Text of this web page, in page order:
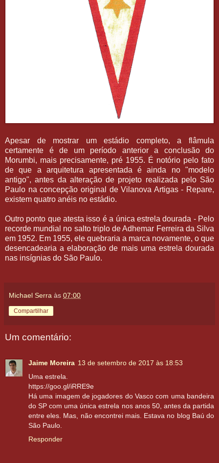
Apesar de mostrar um estádio completo, a flâmula
certamente é de um período anterior a conclusão do
Morumbi, mais precisamente, pré 1955. É notório pelo fato
de que a arquitetura apresentada é ainda no "modelo
antigo", antes da alteração de projeto realizada pelo São
Paulo na concepção original de Vilanova Artigas - Repare,
existem quatro anéis no estádio.
Outro ponto que atesta isso é a única estrela dourada - Pelo
recorde mundial no salto triplo de Adhemar Ferreira da Silva
em 1952. Em 1955, ele quebraria a marca novamente, o que
desencadearia a elaboração de mais uma estrela dourada
nas insígnias do São Paulo.
Michael Serra às 07:00
Compartilhar
Um comentário:
Jaime Moreira 13 de setembro de 2017 às 18:53
Uma estrela.
https://goo.gl/iRRE9e
Há uma imagem de jogadores do Vasco com uma bandeira
do SP com uma única estrela nos anos 50, antes da partida
entre eles. Mas, não encontrei mais. Estava no blog Baú do
São Paulo.
Responder